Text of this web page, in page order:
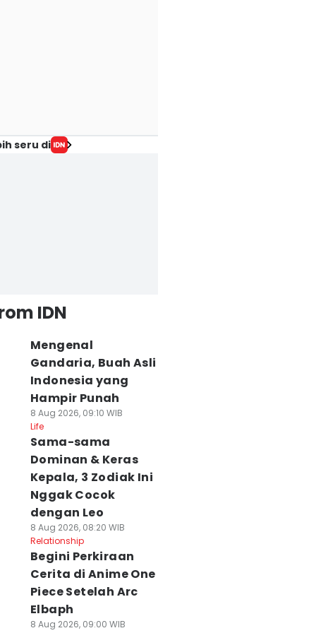
seru di
IDN
Mengenal
Gandaria, Buah Asli
Indonesia yang
Hampir Punah
8 Aug 2026, 09:10 WIB
Life
Sama-sama
Dominan & Keras
Kepala, 3 Zodiak Ini
Nggak Cocok
dengan Leo
8 Aug 2026, 08:20 WIB
Relationship
Begini Perkiraan
Cerita di Anime One
Piece Setelah Arc
Elbaph
8 Aug 2026, 09:00 WIB